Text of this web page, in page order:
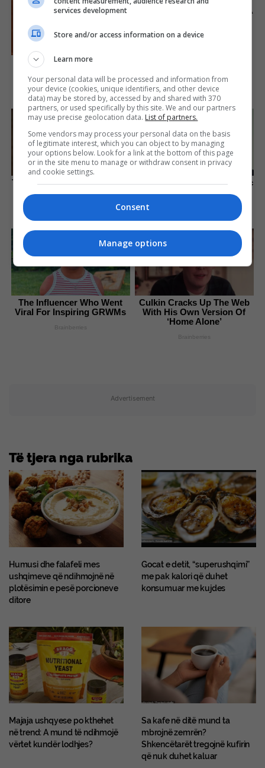
10 Epic Failures That Were
Find Out
Brainberries
Portrayal Of Reality – Take A
Brainberries
They're Unbearable! 9 Movie
Characters You Probably
Who Will Take On The Iconic
Role Next? Bond Casting
The Influencer Who Went
Viral For Inspiring GRWMs
Brainberries
Culkin Cracks Up The Web
With His Own Version Of
‘Home Alone’
Brainberries
Advertisement
Të tjera nga rubrika
Humusi dhe falafeli mes
ushqimeve që ndihmojnë në
plotësimin e pesë porcioneve
ditore
Gocat e detit, “superushqimi”
me pak kalori që duhet
konsumuar me kujdes
Majaja ushqyese po kthehet
në trend: A mund të ndihmojë
vërtet kundër lodhjes?
Sa kafe në ditë mund ta
mbrojnë zemrën?
Shkencëtarët tregojnë kufirin
që nuk duhet kaluar
services development
Store and/or access information on a device
Learn more
Your personal data will be processed and information from
your device (cookies, unique identifiers, and other device
data) may be stored by, accessed by and shared with 370
partners, or used specifically by this site. We and our partners
may use precise geolocation data. List of partners.
Some vendors may process your personal data on the basis
of legitimate interest, which you can object to by managing
your options below. Look for a link at the bottom of this page
or in the site menu to manage or withdraw consent in privacy
and cookie settings.
Consent
Manage options